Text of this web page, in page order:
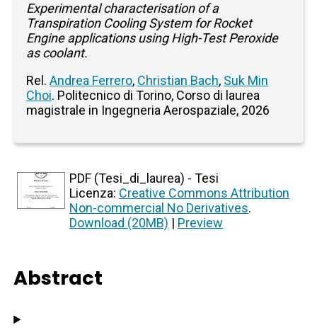
Experimental characterisation of a
Transpiration Cooling System for Rocket
Engine applications using High-Test Peroxide
as coolant.
Rel.Andrea Ferrero, Christian Bach, Suk Min
Choi. Politecnico di Torino, Corso di laurea
magistrale in Ingegneria Aerospaziale, 2026
PDF (Tesi_di_laurea) - Tesi
Licenza: Creative Commons Attribution
Non-commercial No Derivatives.
Download (20MB) | Preview
Abstract